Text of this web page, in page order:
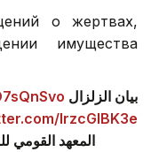
о жертвах,
имущества
بيان الزلزال
lrzcGlBK3e